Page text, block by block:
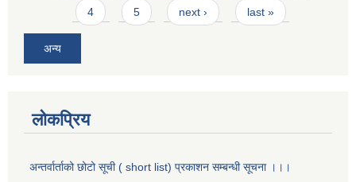
4 5 next › last »
अन्य
लोकप्रिय
अन्तर्वार्ताको छोटो सूची ( short list) प्रकाशन सम्बन्धी सूचना ।।।